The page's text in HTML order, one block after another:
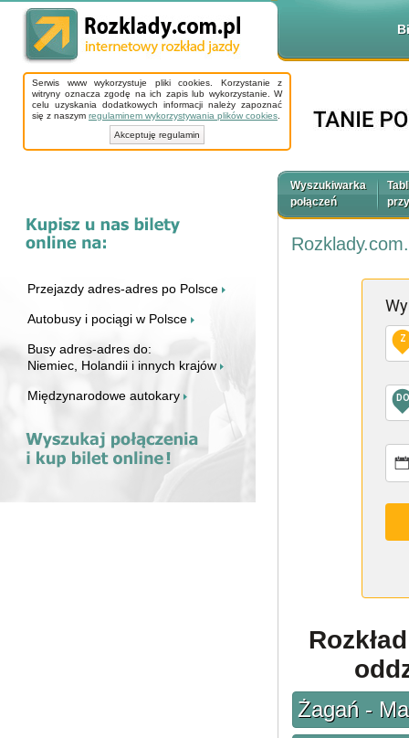
Serwis www wykorzystuje pliki cookies. Korzystanie z
witryny oznacza zgodę na ich zapis lub wykorzystanie. W
celu uzyskania dodatkowych informacji należy zapoznać
się z naszym regulaminem wykorzystywania plików cookies
Akceptuję regulamin
Przejazdy adres-adres po Polsce
Autobusy i pociągi w Polsce
Busy adres-adres do:
Niemiec, Holandii i innych krajów
Międzynarodowe autokary
Wyszukiwarka
połączeń
Z
DO
Żagań -